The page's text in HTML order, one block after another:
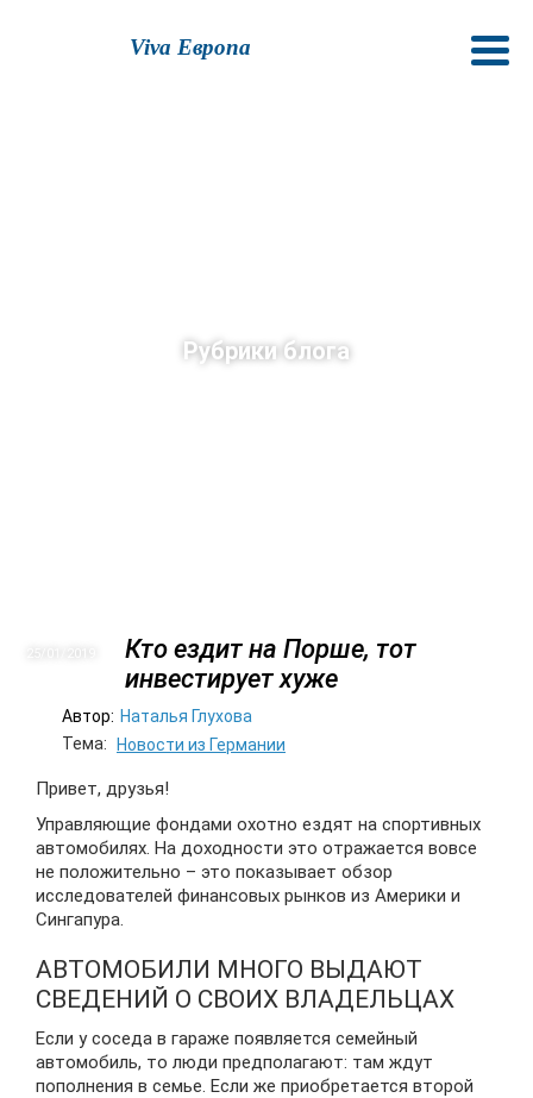
Viva Европа
Рубрики блога
Кто ездит на Порше, тот
инвестирует хуже
Автор: Наталья Глухова
Тема:
Новости из Германии
Привет, друзья!
Управляющие фондами охотно ездят на спортивных
автомобилях. На доходности это отражается вовсе
не положительно – это показывает обзор
исследователей финансовых рынков из Америки и
Сингапура.
АВТОМОБИЛИ МНОГО ВЫДАЮТ
СВЕДЕНИЙ О СВОИХ ВЛАДЕЛЬЦАХ
Если у соседа в гараже появляется семейный
автомобиль, то люди предполагают: там ждут
пополнения в семье. Если же приобретается второй